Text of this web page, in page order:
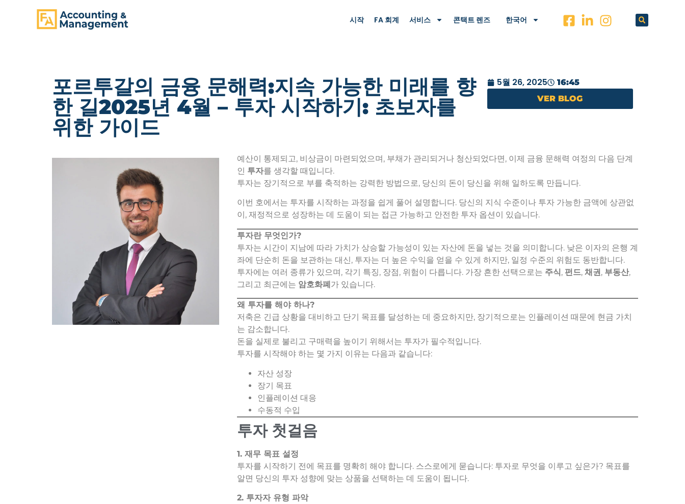
시작
FA 회계 서비스 콘택트 렌즈 한국어
포르투갈의 금융 문해력:지속 가능한 미래를 향
한 길2025년 4월 – 투자 시작하기: 초보자를
위한 가이드
5월 26, 2025
16:45
VER BLOG
예산이 통제되고, 비상금이 마련되었으며, 부채가 관리되거나 청산되었다면, 이제 금융 문해력 여정의 다음 단계
인 투자를 생각할 때입니다.
투자는 장기적으로 부를 축적하는 강력한 방법으로, 당신의 돈이 당신을 위해 일하도록 만듭니다.
이번 호에서는 투자를 시작하는 과정을 쉽게 풀어 설명합니다. 당신의 지식 수준이나 투자 가능한 금액에 상관없
이, 재정적으로 성장하는 데 도움이 되는 접근 가능하고 안전한 투자 옵션이 있습니다.
투자란 무엇인가?
투자는 시간이 지남에 따라 가치가 상승할 가능성이 있는 자산에 돈을 넣는 것을 의미합니다. 낮은 이자의 은행 계
좌에 단순히 돈을 보관하는 대신, 투자는 더 높은 수익을 얻을 수 있게 하지만, 일정 수준의 위험도 동반합니다.
투자에는 여러 종류가 있으며, 각기 특징, 장점, 위험이 다릅니다. 가장 흔한 선택으로는 주식, 펀드, 채권, 부동산,
그리고 최근에는 암호화폐가 있습니다.
왜 투자를 해야 하나?
저축은 긴급 상황을 대비하고 단기 목표를 달성하는 데 중요하지만, 장기적으로는 인플레이션 때문에 현금 가치
는 감소합니다.
돈을 실제로 불리고 구매력을 높이기 위해서는 투자가 필수적입니다.
투자를 시작해야 하는 몇 가지 이유는 다음과 같습니다:
자산 성장
장기 목표
인플레이션 대응
수동적 수입
투자 첫걸음
1. 재무 목표 설정
투자를 시작하기 전에 목표를 명확히 해야 합니다. 스스로에게 묻습니다: 투자로 무엇을 이루고 싶은가? 목표를
알면 당신의 투자 성향에 맞는 상품을 선택하는 데 도움이 됩니다.
2. 투자자 유형 파악